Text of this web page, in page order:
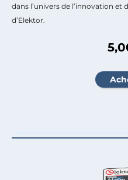
dans l’univers de l’innovation et
d’Elektor.